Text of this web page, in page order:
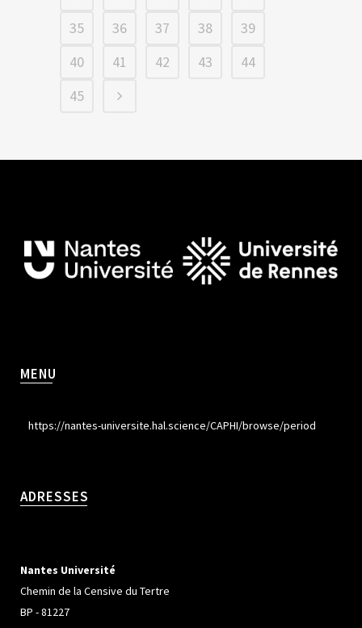
35
36 37 38
39
40
41 42 43
44
45
MENU
https://nantes-universite.hal.science/CAPHI/browse/period
ADRESSES
Nantes Université
Chemin de la Censive du Tertre
BP - 81227